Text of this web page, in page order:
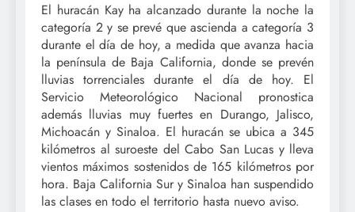
El huracán Kay ha alcanzado durante la noche la
categoría 2 y se prevé que ascienda a categoría 3
durante el día de hoy, a medida que avanza hacia
la península de Baja California, donde se prevén
lluvias torrenciales durante el día de hoy. El
Servicio Meteorológico Nacional pronostica
además lluvias muy fuertes en Durango, Jalisco,
Michoacán y Sinaloa. El huracán se ubica a 345
kilómetros al suroeste del Cabo San Lucas y lleva
vientos máximos sostenidos de 165 kilómetros por
hora. Baja California Sur y Sinaloa han suspendido
las clases en todo el territorio hasta nuevo aviso.